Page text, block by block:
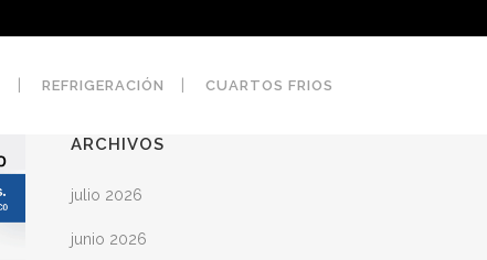
REFRIGERACIÓN CUARTOS FRIOS
ARCHIVOS
julio 2026
junio 2026